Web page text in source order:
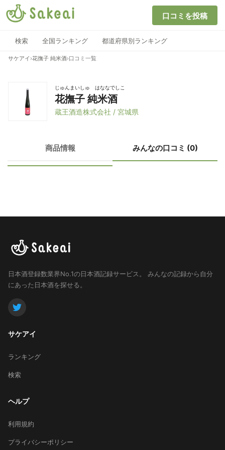
口コミを投稿
検索 全国ランキング 都道府県別ランキング
サケアイ ›花撫子 純米酒›口コミ一覧
じゅんまいしゅ はななでしこ
花撫子 純米酒
蔵王酒造株式会社 / 宮城県
商品情報 みんなの口コミ (0)
日本酒登録数業界No.1の日本酒記録サービス。
みんなの記録から自分
にあった日本酒を探せる。
サケアイ
ランキング
検索
ヘルプ
利用規約
プライバシーポリシー